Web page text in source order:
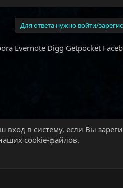
Для ответа нужно войти/
Evernote Digg Getpocket
в систему, если Вы
cookie-файлов.